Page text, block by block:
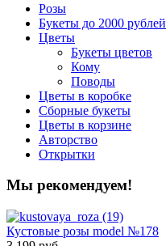
Розы
Букеты до 2000 рублей
Цветы
Букеты цветов
Кому
Поводы
Цветы в коробке
Сборные букеты
Цветы в корзине
Авторство
Открытки
Мы рекомендуем!
Кустовые розы model №178